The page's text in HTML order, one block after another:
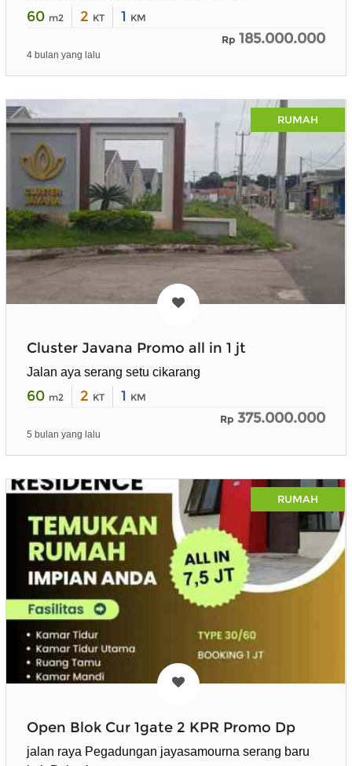
60 m2 2 KT 1 KM
Rp 185.000.000
4 bulan yang lalu
RUMAH
Cluster Javana Promo all in 1 jt
Jalan aya serang setu cikarang
60 m2 2 KT 1 KM
Rp 375.000.000
5 bulan yang lalu
RUMAH
Open Blok Cur 1gate 2 KPR Promo Dp
jalan raya Pegadungan jayasamourna serang baru